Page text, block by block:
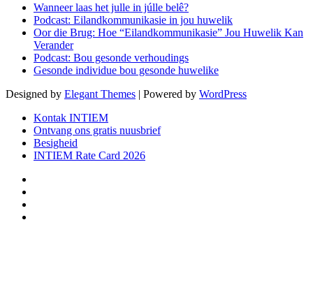
Wanneer laas het julle in júlle belê?
Podcast: Eilandkommunikasie in jou huwelik
Oor die Brug: Hoe “Eilandkommunikasie” Jou Huwelik Kan
Verander
Podcast: Bou gesonde verhoudings
Gesonde individue bou gesonde huwelike
Designed by Elegant Themes | Powered by WordPress
Kontak INTIEM
Ontvang ons gratis nuusbrief
Besigheid
INTIEM Rate Card 2026